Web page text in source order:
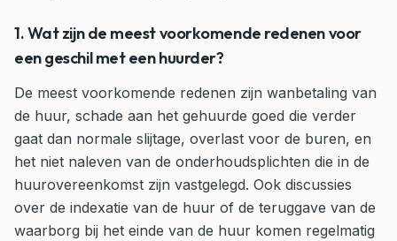
1. Wat zijn de meest voorkomende redenen voor
een geschil met een huurder?
De meest voorkomende redenen zijn wanbetaling van
de huur, schade aan het gehuurde goed die verder
gaat dan normale slijtage, overlast voor de buren, en
het niet naleven van de onderhoudsplichten die in de
huurovereenkomst zijn vastgelegd. Ook discussies
over de indexatie van de huur of de teruggave van de
waarborg bij het einde van de huur komen regelmatig